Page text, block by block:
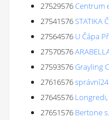
27529576Centrum
27541576STATIKA
27564576 U Čápa
27570576
27593576Grayling
27616576
27645576
27651576 Bertone